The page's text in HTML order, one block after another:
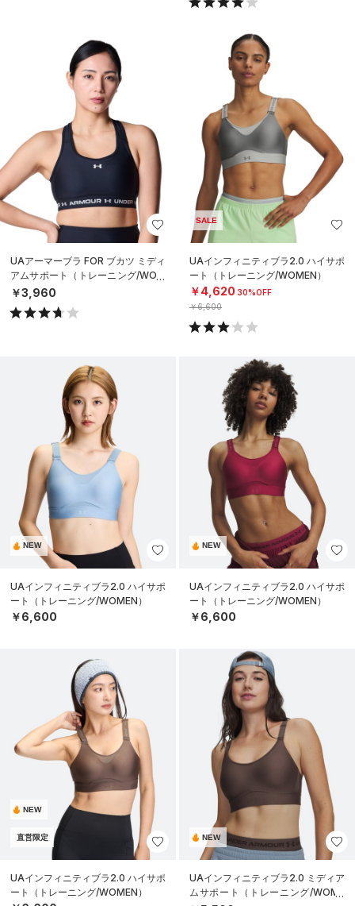
UAアーマーブラ FOR ブカツ ミディ
アムサポート（トレーニング/WOM
EN）
￥3,960
SALE
UAインフィニティブラ2.0 ハイサポ
ート（トレーニング/WOMEN）
￥4,620 30%OFF
￥6,600
NEW
UAインフィニティブラ2.0 ハイサポ
ート（トレーニング/WOMEN）
￥6,600
NEW
UAインフィニティブラ2.0 ハイサポ
ート（トレーニング/WOMEN）
￥6,600
NEW
直営限定
UAインフィニティブラ2.0 ハイサポ
ート（トレーニング/WOMEN）
NEW
UAインフィニティブラ2.0 ミディア
ムサポート（トレーニング/WOME